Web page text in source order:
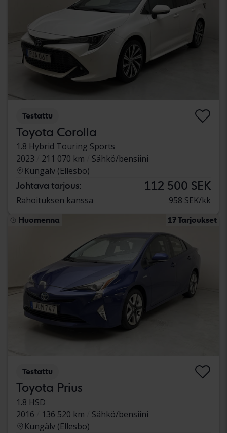
Testattu
Toyota Corolla
1.8 Hybrid Touring Sports
2023
211 070 km
Sähkö/bensiini
Kungälv (Ellesbo)
Johtava tarjous: 112 500 SEK
Rahoituksen kanssa 958 SEK/kk
Huomenna 17 Tarjoukset
Testattu
Toyota Prius
1.8 HSD
2016
136 520 km
Sähkö/bensiini
Kungälv (Ellesbo)